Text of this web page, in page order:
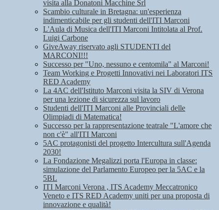
visita alla Donatoni Macchine Srl
Scambio culturale in Bretagna: un'esperienza
indimenticabile per gli studenti dell'ITI Marconi
L'Aula di Musica dell'ITI Marconi Intitolata al Prof.
Luigi Carbone
GiveAway riservato agli STUDENTI del
MARCONI!!!
Successo per "Uno, nessuno e centomila" al Marconi!
Team Working e Progetti Innovativi nei Laboratori ITS
RED Academy
La 4AC dell'Istituto Marconi visita la SIV di Verona
per una lezione di sicurezza sul lavoro
Studenti dell'ITI Marconi alle Provinciali delle
Olimpiadi di Matematica!
Successo per la rappresentazione teatrale "L'amore che
non c'è" all'ITI Marconi
5AC protagonisti del progetto Intercultura sull'Agenda
2030!
La Fondazione Megalizzi porta l'Europa in classe:
simulazione del Parlamento Europeo per la 5AC e la
5BL
ITI Marconi Verona , ITS Academy Meccatronico
Veneto e ITS RED Academy uniti per una proposta di
innovazione e qualità!